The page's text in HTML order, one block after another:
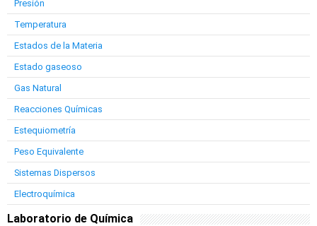
Presión
Temperatura
Estados de la Materia
Estado gaseoso
Gas Natural
Reacciones Químicas
Estequiometría
Peso Equivalente
Sistemas Dispersos
Electroquímica
Laboratorio de Química